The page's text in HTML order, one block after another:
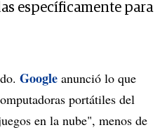
específicamente para
Google anunció lo que
portátiles del
en la nube", menos de